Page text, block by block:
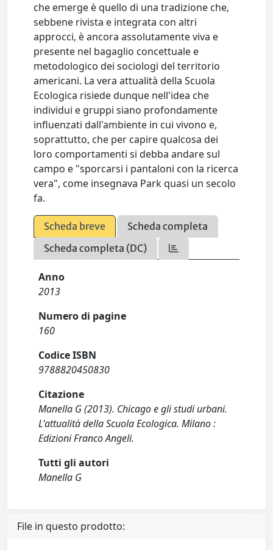
che emerge è quello di una tradizione che,
sebbene rivista e integrata con altri
approcci, è ancora assolutamente viva e
presente nel bagaglio concettuale e
metodologico dei sociologi del territorio
americani. La vera attualità della Scuola
Ecologica risiede dunque nell'idea che
individui e gruppi siano profondamente
influenzati dall'ambiente in cui vivono e,
soprattutto, che per capire qualcosa dei
loro comportamenti si debba andare sul
campo e "sporcarsi i pantaloni con la ricerca
vera", come insegnava Park quasi un secolo
fa.
Scheda breve
Scheda completa
Scheda completa (DC)
Anno
2013
Numero di pagine
160
Codice ISBN
9788820450830
Citazione
Manella G (2013). Chicago e gli studi urbani.
L'attualità della Scuola Ecologica. Milano :
Edizioni Franco Angeli.
Tutti gli autori
Manella G
File in questo prodotto: